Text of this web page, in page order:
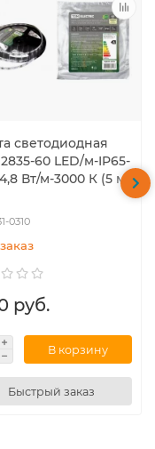
светодиодная
60 LED/м-IP65-
Вт/м-3000 К (5 м)
0310
руб.
В корзину
Быстрый заказ